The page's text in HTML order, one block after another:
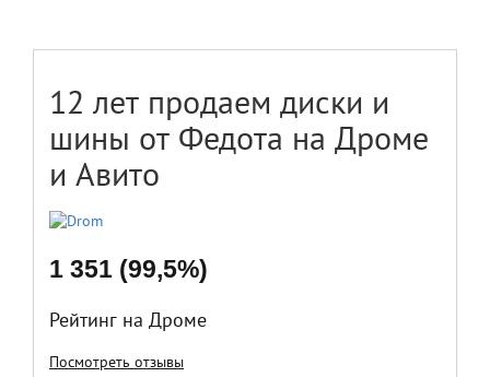
12 лет продаем диски и
шины от Федота на Дроме
и Авито
1 351 (99,5%)
Рейтинг на Дроме
Посмотреть отзывы